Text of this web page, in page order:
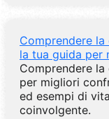
Comprendere
la tua guida per
Comprendere
per migliori
ed esempi di
coinvolgente.